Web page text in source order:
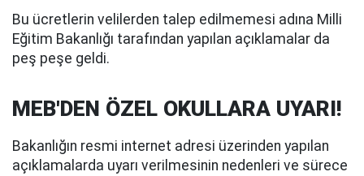
Bu ücretlerin velilerden talep edilmemesi adına Milli
Eğitim Bakanlığı tarafından yapılan açıklamalar da
peş peşe geldi.
MEB'DEN ÖZEL OKULLARA UYARI!
Bakanlığın resmi internet adresi üzerinden yapılan
açıklamalarda uyarı verilmesinin nedenleri ve sürece